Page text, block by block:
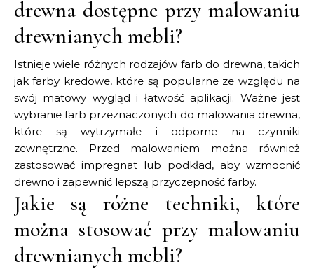
drewna dostępne przy malowaniu
drewnianych mebli?
Istnieje wiele różnych rodzajów farb do drewna, takich
jak farby kredowe, które są popularne ze względu na
swój matowy wygląd i łatwość aplikacji. Ważne jest
wybranie farb przeznaczonych do malowania drewna,
które są wytrzymałe i odporne na czynniki
zewnętrzne. Przed malowaniem można również
zastosować impregnat lub podkład, aby wzmocnić
drewno i zapewnić lepszą przyczepność farby.
Jakie są różne techniki, które
można stosować przy malowaniu
drewnianych mebli?